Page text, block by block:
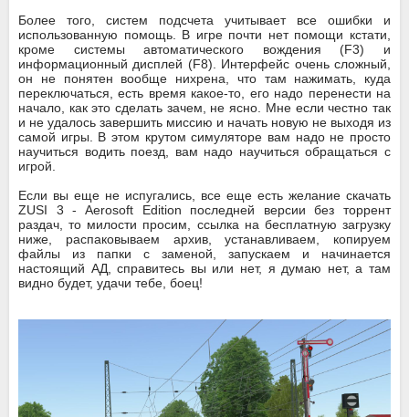
Более того, систем подсчета учитывает все ошибки и
использованную помощь. В игре почти нет помощи кстати,
кроме системы автоматического вождения (F3) и
информационный дисплей (F8). Интерфейс очень сложный,
он не понятен вообще нихрена, что там нажимать, куда
переключаться, есть время какое-то, его надо перенести на
начало, как это сделать зачем, не ясно. Мне если честно так
и не удалось завершить миссию и начать новую не выходя из
самой игры. В этом крутом симуляторе вам надо не просто
научиться водить поезд, вам надо научиться обращаться с
игрой.
Если вы еще не испугались, все еще есть желание скачать
ZUSI 3 - Aerosoft Edition последней версии без торрент
раздач, то милости просим, ссылка на бесплатную загрузку
ниже, распаковываем архив, устанавливаем, копируем
файлы из папки с заменой, запускаем и начинается
настоящий АД, справитесь вы или нет, я думаю нет, а там
видно будет, удачи тебе, боец!